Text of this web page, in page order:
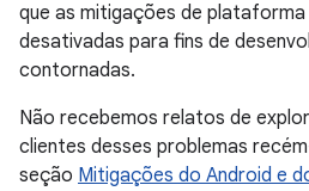
que as mitigações de
desativadas para fins de
contornadas.
Não recebemos relatos de
clientes desses problemas
seção Mitigações do Android e